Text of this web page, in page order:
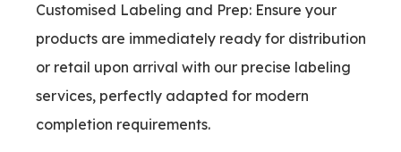
Customised Labeling and Prep: Ensure your
products are immediately ready for distribution
or retail upon arrival with our precise labeling
services, perfectly adapted for modern
completion requirements.